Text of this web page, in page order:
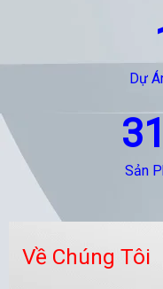
Dự
Sản
Về Chúng Tôi